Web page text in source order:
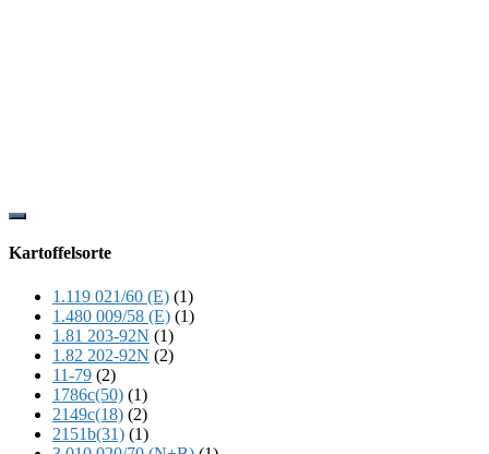
Show
Content
Kartoffelsorte
1.119 021/60 (E) (1)
1.480 009/58 (E) (1)
1.81 203-92N (1)
1.82 202-92N (2)
11-79 (2)
1786c(50) (1)
2149c(18) (2)
2151b(31) (1)